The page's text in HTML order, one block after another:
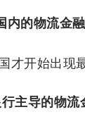
内的物流金
才开始出现
主导的物流